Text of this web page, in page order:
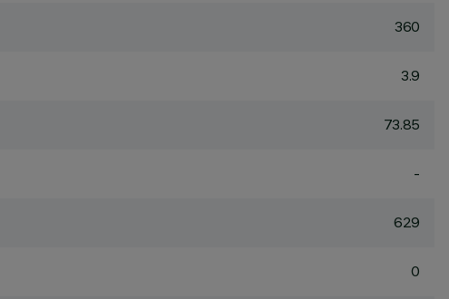
360
3.9
73.85
-
629
0